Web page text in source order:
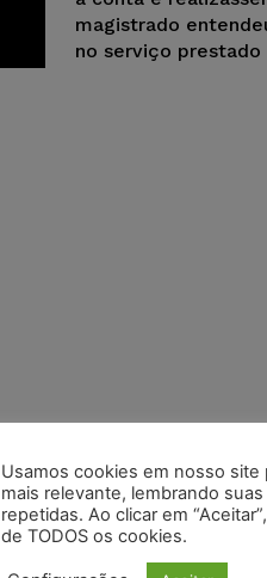
magistrado
no serviço
Usamos cookies em nosso
mais relevante, lembrando
repetidas. Ao clicar em
de TODOS os cookies.